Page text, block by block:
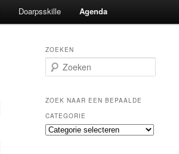
Doarpsskille Agenda
ZOEKEN
o
k
n
ZOEK NAAR EEN BEPAALDE
CATEGORIE
Z